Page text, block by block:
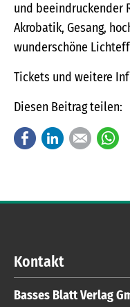
und beeindruckender
Akrobatik, Gesang,
wunderschöne
Tickets und weitere
Diesen Beitrag teilen:
FacebookLinkedInE-mail
Kontakt
Basses Blatt Verlag